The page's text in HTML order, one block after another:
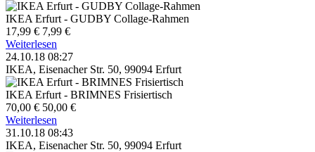
IKEA Erfurt - GUDBY Collage-Rahmen
17,99 € 7,99 €
Weiterlesen
24.10.18 08:27
IKEA, Eisenacher Str. 50, 99094 Erfurt
IKEA Erfurt - BRIMNES Frisiertisch
70,00 € 50,00 €
Weiterlesen
31.10.18 08:43
IKEA, Eisenacher Str. 50, 99094 Erfurt